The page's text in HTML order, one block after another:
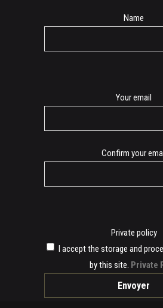
Name
Your email
Confirm your
Private policy
I accept the storage and
by this site. Private